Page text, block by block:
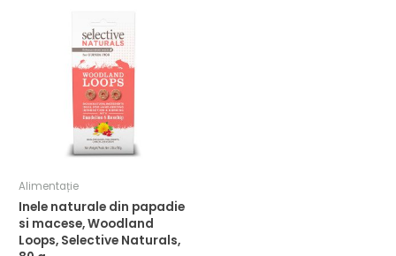
Alimentație
Inele naturale din papadie
si macese, Woodland
Loops, Selective Naturals,